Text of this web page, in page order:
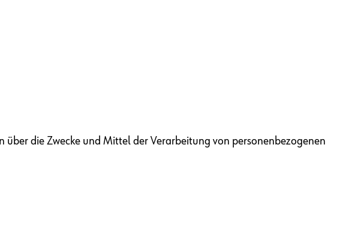
die Zwecke und Mittel der Verarbeitung von personenbezogenen